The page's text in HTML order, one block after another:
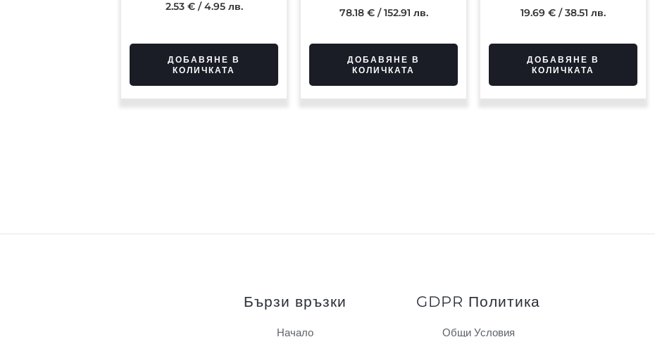
2.53 €/ 4.95 лв.
ДОБАВЯНЕ В
КОЛИЧКАТА
78.18 €/ 152.91 лв.
ДОБАВЯНЕ В
КОЛИЧКАТА
19.69 €/ 38.51 лв.
ДОБАВЯНЕ В
КОЛИЧКАТА
Бързи връзки
Начало
GDPR Политика
Общи Условия